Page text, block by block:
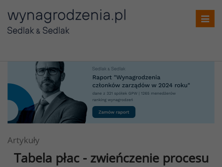
Artykuły
Tabela płac - zwieńczenie procesu